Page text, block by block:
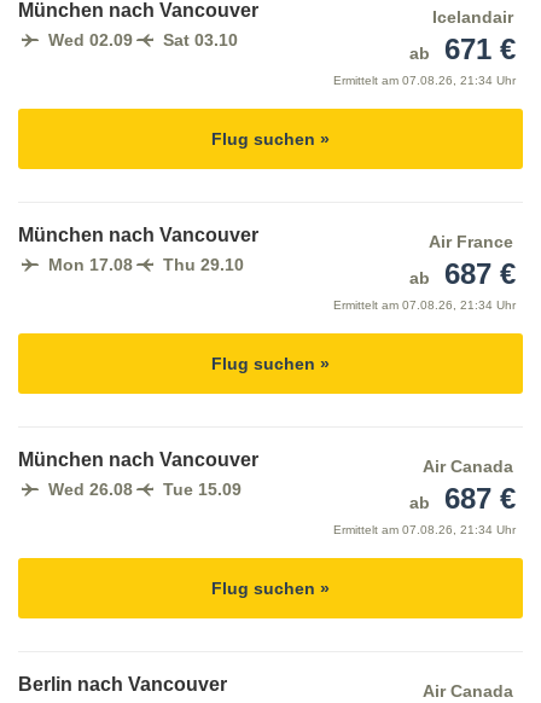
München nach Vancouver
Wed 02.09 Sat 03.10
Icelandair
ab
671 €
Ermittelt am 07.08.26, 21:34 Uhr
Flug suchen »
München nach Vancouver
Mon 17.08 Thu 29.10
Air France
ab
687 €
Ermittelt am 07.08.26, 21:34 Uhr
Flug suchen »
München nach Vancouver
Wed 26.08 Tue 15.09
Air Canada
ab
687 €
Ermittelt am 07.08.26, 21:34 Uhr
Flug suchen »
Berlin nach Vancouver
Air Canada